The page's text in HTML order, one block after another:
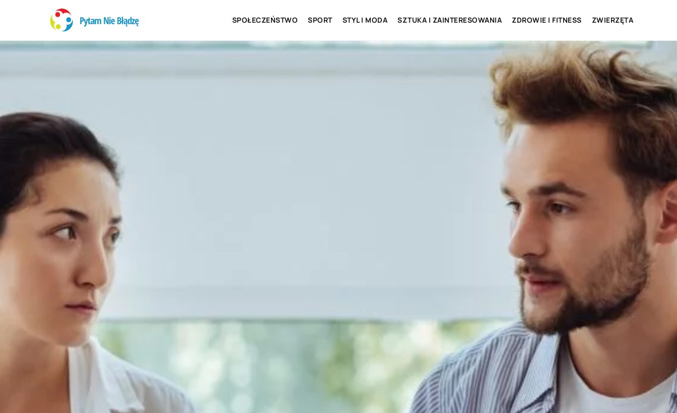
SPOŁECZEŃSTWO SPORT STYL I MODA SZTUKA I ZAINTERESOWANIA ZDROWIE I FITNESS ZWIERZĘTA